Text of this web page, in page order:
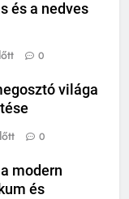
és a nedves
0
világa
0
modern
és